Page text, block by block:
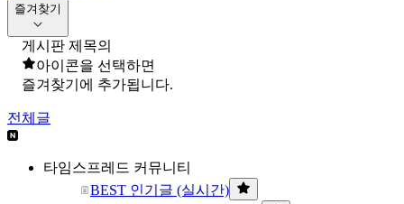
즐겨찾기
게시판 제목의
아이콘을 선택하면
즐겨찾기에 추가됩니다.
전체글
타임스프레드 커뮤니티
BEST 인기글 (실시간)